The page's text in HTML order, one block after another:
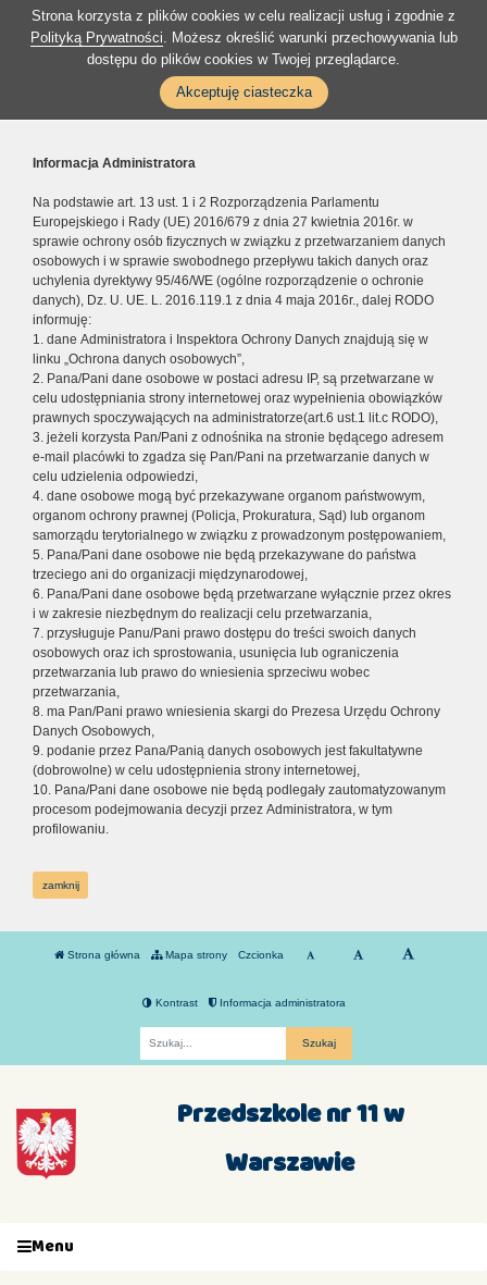
Strona korzysta z plików cookies w celu realizacji usług i zgodnie z
Polityką Prywatności. Możesz określić warunki przechowywania lub
dostępu do plików cookies w Twojej przeglądarce.
Akceptuję ciasteczka
Informacja Administratora
Na podstawie art. 13 ust. 1 i 2 Rozporządzenia Parlamentu
Europejskiego i Rady (UE) 2016/679 z dnia 27 kwietnia 2016r. w
sprawie ochrony osób fizycznych w związku z przetwarzaniem danych
osobowych i w sprawie swobodnego przepływu takich danych oraz
uchylenia dyrektywy 95/46/WE (ogólne rozporządzenie o ochronie
danych), Dz. U. UE. L. 2016.119.1 z dnia 4 maja 2016r., dalej RODO
informuję:
1. dane Administratora i Inspektora Ochrony Danych znajdują się w
linku „Ochrona danych osobowych”,
2. Pana/Pani dane osobowe w postaci adresu IP, są przetwarzane w
celu udostępniania strony internetowej oraz wypełnienia obowiązków
prawnych spoczywających na administratorze(art.6 ust.1 lit.c RODO),
3. jeżeli korzysta Pan/Pani z odnośnika na stronie będącego adresem
e-mail placówki to zgadza się Pan/Pani na przetwarzanie danych w
celu udzielenia odpowiedzi,
4. dane osobowe mogą być przekazywane organom państwowym,
organom ochrony prawnej (Policja, Prokuratura, Sąd) lub organom
samorządu terytorialnego w związku z prowadzonym postępowaniem,
5. Pana/Pani dane osobowe nie będą przekazywane do państwa
trzeciego ani do organizacji międzynarodowej,
6. Pana/Pani dane osobowe będą przetwarzane wyłącznie przez okres
i w zakresie niezbędnym do realizacji celu przetwarzania,
7. przysługuje Panu/Pani prawo dostępu do treści swoich danych
osobowych oraz ich sprostowania, usunięcia lub ograniczenia
przetwarzania lub prawo do wniesienia sprzeciwu wobec
przetwarzania,
8. ma Pan/Pani prawo wniesienia skargi do Prezesa Urzędu Ochrony
Danych Osobowych,
9. podanie przez Pana/Panią danych osobowych jest fakultatywne
(dobrowolne) w celu udostępnienia strony internetowej,
10. Pana/Pani dane osobowe nie będą podlegały zautomatyzowanym
procesom podejmowania decyzji przez Administratora, w tym
profilowaniu.
zamknij
Strona główna Mapa strony Czcionka
Kontrast Informacja administratora
Przedszkole nr 11 w
Warszawie
Menu